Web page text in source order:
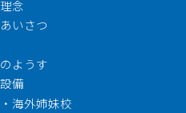
念
いさつ
ようす
備
海外姉妹校
学案内
ーション